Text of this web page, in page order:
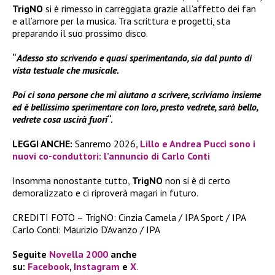
TrigNO si è rimesso in carreggiata grazie all’affetto dei fan
e all’amore per la musica. Tra scrittura e progetti, sta
preparando il suo prossimo disco.
“Adesso sto scrivendo e quasi sperimentando, sia dal punto di
vista testuale che musicale.
Poi ci sono persone che mi aiutano a scrivere, scriviamo insieme
ed è bellissimo sperimentare con loro, presto vedrete, sarà bello,
vedrete cosa uscirà fuori“.
LEGGI ANCHE: Sanremo 2026, Lillo e Andrea Pucci sono i
nuovi co-conduttori: l’annuncio di Carlo Conti
Insomma nonostante tutto, TrigNO non si è di certo
demoralizzato e ci riproverà magari in futuro.
CREDITI FOTO – TrigNO: Cinzia Camela / IPA Sport / IPA
Carlo Conti: Maurizio D’Avanzo / IPA
Seguite Novella 2000 anche
su: Facebook, Instagram e X.